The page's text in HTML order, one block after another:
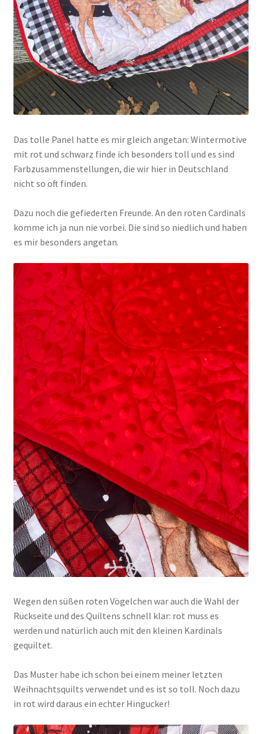
Das tolle Panel hatte es mir gleich angetan: Wintermotive
mit rot und schwarz finde ich besonders toll und es sind
Farbzusammenstellungen, die wir hier in Deutschland
nicht so oft finden.
Dazu noch die gefiederten Freunde. An den roten Cardinals
komme ich ja nun nie vorbei. Die sind so niedlich und haben
es mir besonders angetan.
Wegen den süßen roten Vögelchen war auch die Wahl der
Rückseite und des Quiltens schnell klar: rot muss es
werden und natürlich auch mit den kleinen Kardinals
gequiltet.
Das Muster habe ich schon bei einem meiner letzten
Weihnachtsquilts verwendet und es ist so toll. Noch dazu
in rot wird daraus ein echter Hingucker!